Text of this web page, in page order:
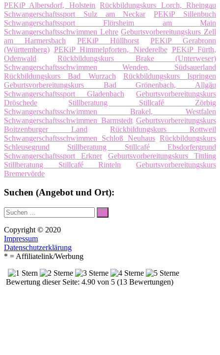
PEKiP Albersdorf, Holstein
Rückbildungskurs Lorch, Rheingau
Schwangerschaftssport Sulz am Neckar
PEKiP Sillenbuch
Schwangerschaftssport Flörsheim am Main
Schwangerschaftsschwimmen Lehre Geburtsvorbereitungskurs Zell
am Harmersbach
PEKiP Hüllhorst
PEKiP Gerabronn
(Württemberg) PEKiP Himmelpforten, Niederelbe PEKiP Fürth,
Odenwald
Rückbildungskurs Brake (Unterweser)
Schwangerschaftsschwimmen Wenden, Südsauerland
Rückbildungskurs Bad Wurzach
Rückbildungskurs Ispringen
Geburtsvorbereitungskurs Bad Grönenbach, Allgäu
Schwangerschaftssport Gladenbach
Geburtsvorbereitungskurs
Dröschede
Stillberatung Stillcafé Zörbig
Schwangerschaftsschwimmen Brakel, Westfalen
Schwangerschaftsschwimmen Barmstedt Geburtsvorbereitungskurs
Boitzenburger Land
Rückbildungskurs Rottweil
Schwangerschaftsschwimmen Schloß Neuhaus Rückbildungskurs
Schleusegrund
Stillberatung Stillcafé Ebsdorfergrund
Schwangerschaftssport Erkner
Geburtsvorbereitungskurs Tittling
Stillberatung Stillcafé Rinteln
Geburtsvorbereitungskurs
Bremervörde
Suchen (Angebot und Ort):
Suche
nach:
Suchen
Copyright © 2020
Impressum
Datenschutzerklärung
* = Affiliatelink/Werbung
Bewertung dieser Seite: 4.90 von 5 (13 Bewertungen)